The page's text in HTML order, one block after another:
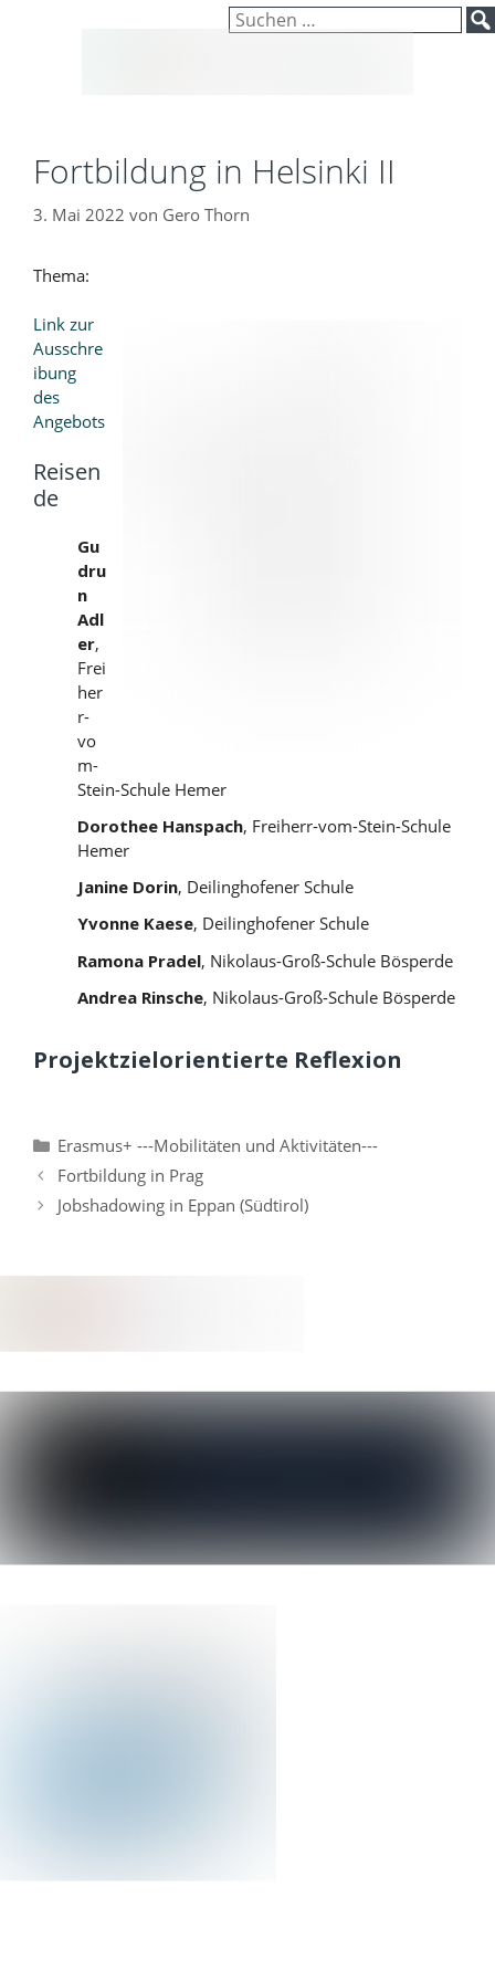
Suchen
Fortbildung in Helsinki II
3. Mai 2022 von Gero Thorn
Thema:
Link zur
Ausschre
ibung
des
Angebots
Reisen
de
Gu
dru
n
Adl
er,
Frei
her
r-
vo
m-
Stein-Schule Hemer
Dorothee Hanspach, Freiherr-vom-Stein-Schule
Hemer
Janine Dorin, Deilinghofener Schule
Yvonne Kaese, Deilinghofener Schule
Ramona Pradel, Nikolaus-Groß-Schule Bösperde
Andrea Rinsche, Nikolaus-Groß-Schule Bösperde
Projektzielorientierte Reflexion
Kategorien
Erasmus+ ---Mobilitäten und Aktivitäten---
Fortbildung in Prag
Jobshadowing in Eppan (Südtirol)